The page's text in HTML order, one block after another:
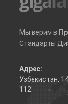
Мы верим в
Стандарты
Адрес:
Узбекистан,
112